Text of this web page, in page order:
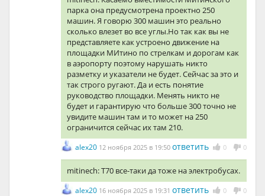
парка она предусмотрена проектно 250
машин. Я говорю 300 машин это реально
сколько влезет во все углы.Но так как вы не
представляете как устроено движение на
площадки МИтино по стрелкам и дорогам как
в аэропорту поэтому нарушать никто
разметку и указатели не будет. Сейчас за это и
так строго ругают. Да и есть понятие
руководство площадки. Менять никто не
будет и гарантирую что больше 300 точно не
увидите машин там и то может на 250
ограничится сейчас их там 210.
0 0
alex20 12 ноября 2025 в 19:50 ответить
mitinech: Т70 все-таки да тоже на электробусах.
0 0
alex20 16 ноября 2025 в 19:31 ответить